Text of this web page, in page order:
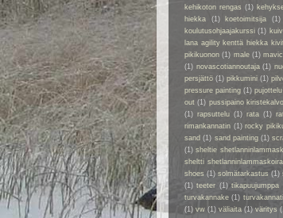
kehikoton rengas (1)
hiekka
(1) koetoimitsija (1)
koulutusohjaajakurssi (1)
lana agility kenttä hiekka
pikikuonon (1) male (1)
(1) novascotiannoutaja (1)
persjättö (1) pikkumini (1)
pressure painting (1)
out (1) pussipaino
(1) rapsuttelu (1) rata (1)
rimankannatin (1) rocky
sand (1) sand painting (1)
(1) sheltie
sheltti shetlanninlammaskoira
shoes (1) solmätarkastus (1)
(1) teeter (1) tikapuujumppa
turvakannake (1)
(1) vw (1) väliaita (1) väritys